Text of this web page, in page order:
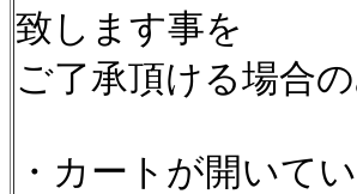
致します事を
ご了承頂ける場合
・カートが開いて